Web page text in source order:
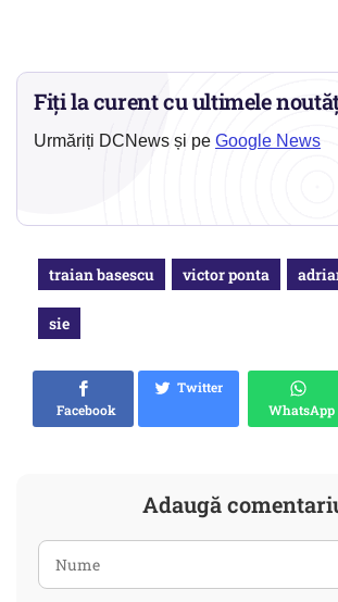
Fiți la curent cu ultimele
Urmăriți DCNews și pe Google News
traian basescu victor ponta
sie
Facebook
Twitter
WhatsApp
Adaugă